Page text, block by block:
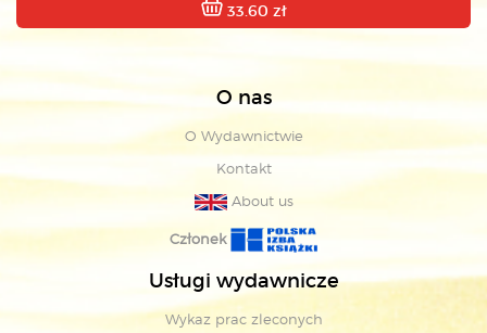
33.60 zł
O nas
O Wydawnictwie
Kontakt
About us
Członek
Usługi wydawnicze
Wykaz prac zleconych